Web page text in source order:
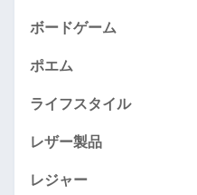
ボードゲーム
ポエム
ライフスタイル
レザー製品
レジャー